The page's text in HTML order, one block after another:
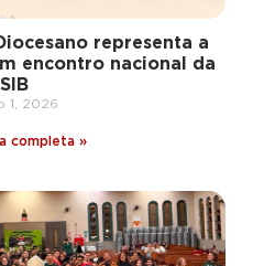
representa a
encontro nacional da
1, 2026
completa »